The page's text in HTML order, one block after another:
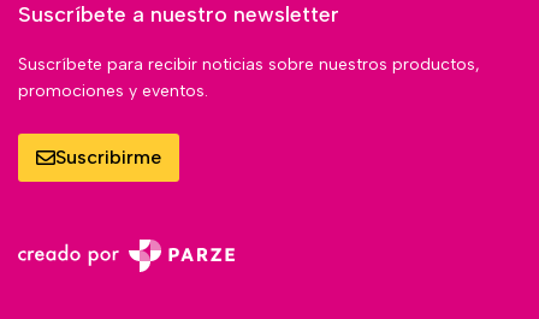
Suscríbete a nuestro newsletter
Suscríbete para recibir noticias sobre nuestros productos,
promociones y eventos.
Suscribirme